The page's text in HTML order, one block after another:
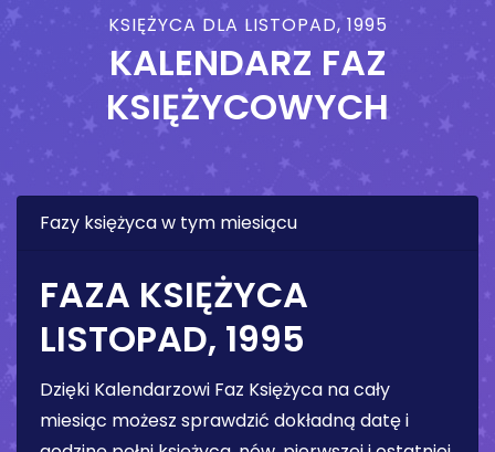
KSIĘŻYCA DLA LISTOPAD, 1995
KALENDARZ FAZ
KSIĘŻYCOWYCH
Fazy księżyca w tym miesiącu
FAZA KSIĘŻYCA
LISTOPAD, 1995
Dzięki Kalendarzowi Faz Księżyca na cały
miesiąc możesz sprawdzić dokładną datę i